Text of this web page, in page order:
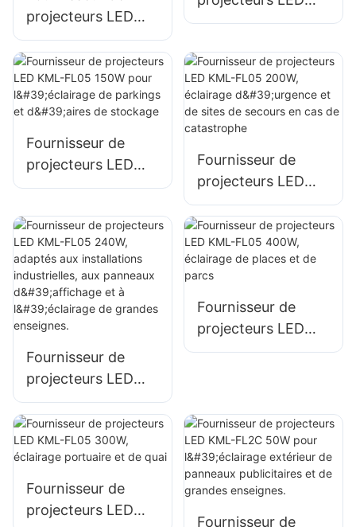
projecteurs LED
KML-FL05 50W
pour l'éclairage des
façades de
bâtiments et des
KML-FL05 100W
façades de
bâtiments et de
chantiers.
Fournisseur de
projecteurs LED
KML-FL05 150W
parkings et d'aires
de stockage
Fournisseur de
projecteurs LED
KML-FL05 200W,
éclairage d'urgence
et de sites de
secours en cas de
Fournisseur de
projecteurs LED
KML-FL05 240W,
adaptés aux
installations
industrielles, aux
panneaux
d'affichage et à
Fournisseur de
projecteurs LED
KML-FL05 400W,
Fournisseur de
projecteurs LED
Fournisseur de